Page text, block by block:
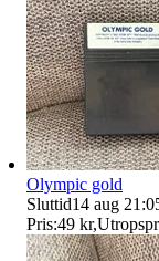
Olympic gold
Sluttid14 aug
Pris:49 kr,